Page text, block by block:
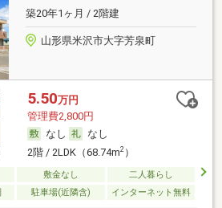
築20年1ヶ月 / 2階建
山形県米沢市大字芳泉町
5.50万円
管理費2,800円
なし
なし
2階 / 2LDK（68.74m2）
敷金なし
二人暮らし
駐車場(近隣含) インターネット無料